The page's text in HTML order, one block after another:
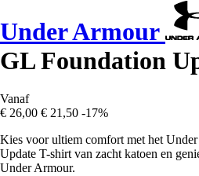
Under Armour
GL Foundation
Vanaf
€ 26,00 € 21,50 -17%
Kies voor ultiem comfort met het
Update T-shirt van zacht katoen en
Under Armour.